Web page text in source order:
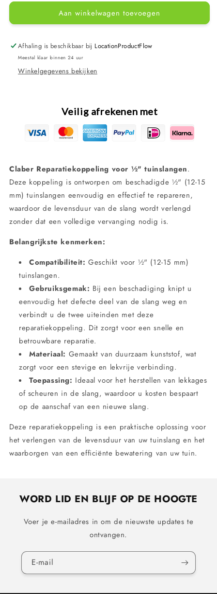
voor
reparatiekoppeling
½&quot;
8619
voor
Claber
reparatiekoppeling
½&quot;
8619
Aan winkelwagen toevoegen
Afhaling is beschikbaar bij LocationProductFlow
Meestal klaar binnen 24 uur
Winkelgegevens bekijken
Veilig afrekenen met
Claber Reparatiekoppeling voor ½" tuinslangen.
Deze koppeling is ontworpen om beschadigde ½" (12-15
mm) tuinslangen eenvoudig en effectief te repareren,
waardoor de levensduur van de slang wordt verlengd
zonder dat een volledige vervanging nodig is.
Belangrijkste kenmerken:
Compatibiliteit: Geschikt voor ½" (12-15 mm)
tuinslangen.
Gebruiksgemak: Bij een beschadiging knipt u
eenvoudig het defecte deel van de slang weg en
verbindt u de twee uiteinden met deze
reparatiekoppeling. Dit zorgt voor een snelle en
betrouwbare reparatie.
Materiaal: Gemaakt van duurzaam kunststof, wat
zorgt voor een stevige en lekvrije verbinding.
Toepassing: Ideaal voor het herstellen van lekkages
of scheuren in de slang, waardoor u kosten bespaart
op de aanschaf van een nieuwe slang.
Deze reparatiekoppeling is een praktische oplossing voor
het verlengen van de levensduur van uw tuinslang en het
waarborgen van een efficiënte bewatering van uw tuin.
WORD LID EN BLIJF OP DE HOOGTE
Voer je e-mailadres in om de nieuwste updates te
ontvangen.
E‑mail